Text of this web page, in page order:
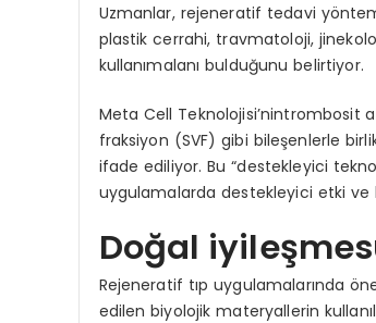
Uzmanlar, rejeneratif tedavi
plastik cerrahi, travmatoloji,
kullanımalanı bulduğunu belirtiyor.
Meta Cell Teknolojisi’nintrombosit
fraksiyon (SVF) gibi bileşenlerle
ifade ediliyor. Bu “destekleyici
uygulamalarda destekleyici etki ve
Doğal
Rejeneratif tıp uygulamalarında
edilen biyolojik materyallerin